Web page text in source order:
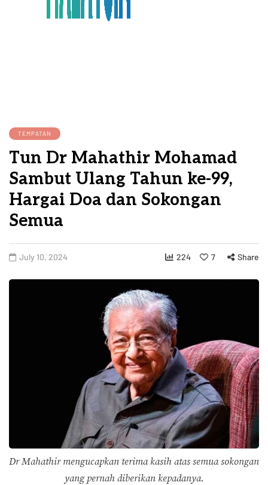
TEMPATAN
Tun Dr Mahathir Mohamad
Sambut Ulang Tahun ke-99,
Hargai Doa dan Sokongan
Semua
July 10, 2024 224 7 Share
Dr Mahathir mengucapkan terima kasih atas semua sokongan
yang pernah diberikan kepadanya.